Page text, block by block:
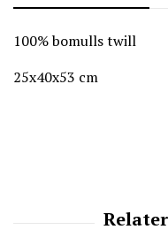
100% bomulls twill
25x40x53 cm